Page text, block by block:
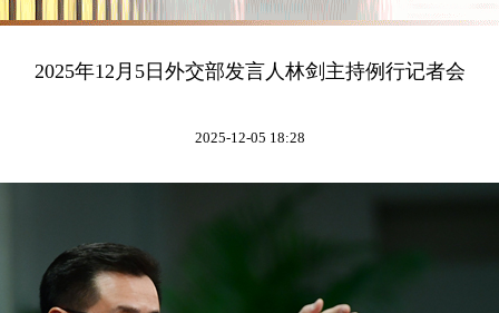
2025年12月5日外交部发言人林剑主持例行记者会
2025-12-05 18:28